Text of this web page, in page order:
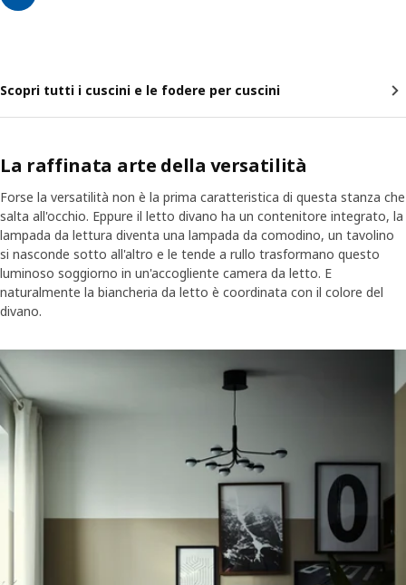
Scopri tutti i cuscini e le fodere per cuscini
La raffinata arte della versatilità
Forse la versatilità non è la prima caratteristica di questa stanza che
salta all'occhio. Eppure il letto divano ha un contenitore integrato, la
lampada da lettura diventa una lampada da comodino, un tavolino
si nasconde sotto all'altro e le tende a rullo trasformano questo
luminoso soggiorno in un'accogliente camera da letto. E
naturalmente la biancheria da letto è coordinata con il colore del
divano.